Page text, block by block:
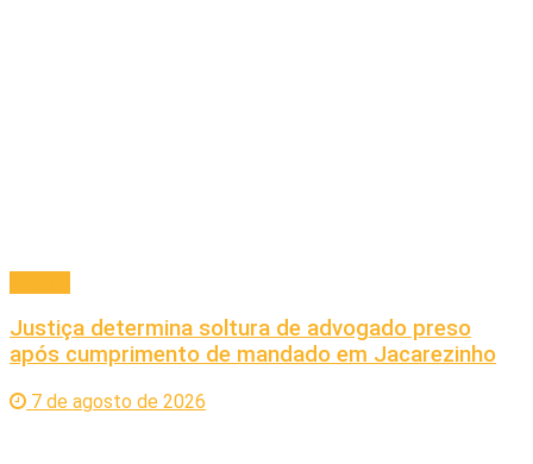
Justiça determina soltura de advogado preso
após cumprimento de mandado em Jacarezinho
7 de agosto de 2026